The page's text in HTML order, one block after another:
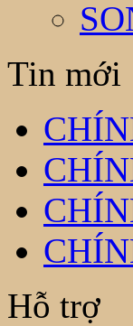
Tin mới
Hỗ trợ